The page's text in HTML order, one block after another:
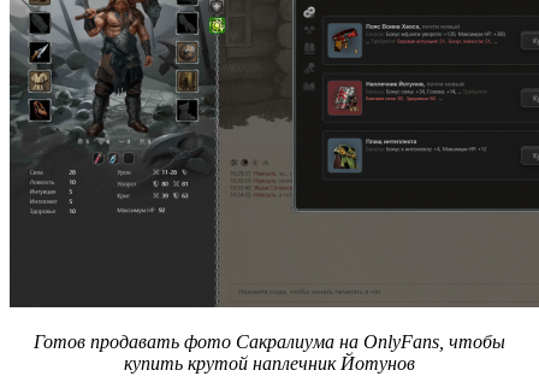
Готов продавать фото Сакралиума на OnlyFans, чтобы
купить крутой наплечник Йотунов